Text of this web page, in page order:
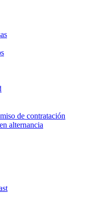
de contratación
alternancia